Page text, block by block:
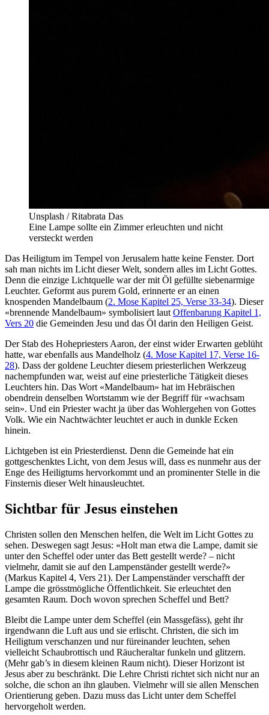
Unsplash / Ritabrata Das
Eine Lampe sollte ein Zimmer erleuchten und nicht
versteckt werden
Das Heiligtum im Tempel von Jerusalem hatte keine Fenster. Dort
sah man nichts im Licht dieser Welt, sondern alles im Licht Gottes.
Denn die einzige Lichtquelle war der mit Öl gefüllte siebenarmige
Leuchter. Geformt aus purem Gold, erinnerte er an einen
knospenden Mandelbaum (2. Mose Kapitel 25, Verse 33-34). Dieser
«brennende Mandelbaum» symbolisiert laut Offenbarung Kapitel 1,
Vers 20 die Gemeinden Jesu und das Öl darin den Heiligen Geist.
Der Stab des Hohepriesters Aaron, der einst wider Erwarten geblüht
hatte, war ebenfalls aus Mandelholz (4. Mose Kapitel 17, Verse 16-
28). Dass der goldene Leuchter diesem priesterlichen Werkzeug
nachempfunden war, weist auf eine priesterliche Tätigkeit dieses
Leuchters hin. Das Wort «Mandelbaum» hat im Hebräischen
obendrein denselben Wortstamm wie der Begriff für «wachsam
sein». Und ein Priester wacht ja über das Wohlergehen von Gottes
Volk. Wie ein Nachtwächter leuchtet er auch in dunkle Ecken
hinein.
Lichtgeben ist ein Priesterdienst. Denn die Gemeinde hat ein
gottgeschenktes Licht, von dem Jesus will, dass es nunmehr aus der
Enge des Heiligtums hervorkommt und an prominenter Stelle in die
Finsternis dieser Welt hinausleuchtet.
Sichtbar für Jesus einstehen
Christen sollen den Menschen helfen, die Welt im Licht Gottes zu
sehen. Deswegen sagt Jesus: «Holt man etwa die Lampe, damit sie
unter den Scheffel oder unter das Bett gestellt werde? – nicht
vielmehr, damit sie auf den Lampenständer gestellt werde?»
(Markus Kapitel 4, Vers 21). Der Lampenständer verschafft der
Lampe die grösstmögliche Öffentlichkeit. Sie erleuchtet den
gesamten Raum. Doch wovon sprechen Scheffel und Bett?
Bleibt die Lampe unter dem Scheffel (ein Massgefäss), geht ihr
irgendwann die Luft aus und sie erlischt. Christen, die sich im
Heiligtum verschanzen und nur füreinander leuchten, sehen
vielleicht Schaubrottisch und Räucheraltar funkeln und glitzern.
(Mehr gab’s in diesem kleinen Raum nicht). Dieser Horizont ist
Jesus aber zu beschränkt. Die Lehre Christi richtet sich nicht nur an
solche, die schon an ihn glauben. Vielmehr will sie allen Menschen
Orientierung geben. Dazu muss das Licht unter dem Scheffel
hervorgeholt werden.